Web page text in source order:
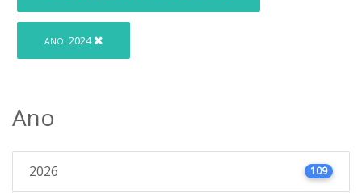
ANO: 2024
Ano
2026 109